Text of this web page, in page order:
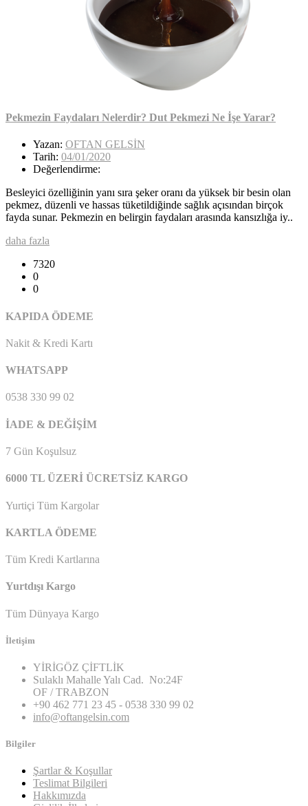
Pekmezin Faydaları Nelerdir? Dut Pekmezi Ne İşe Yarar?
Yazan: OFTAN GELSİN
Tarih: 04/01/2020
Değerlendirme:
Besleyici özelliğinin yanı sıra şeker oranı da yüksek bir besin olan
pekmez, düzenli ve hassas tüketildiğinde sağlık açısından birçok
fayda sunar. Pekmezin en belirgin faydaları arasında kansızlığa iy..
daha fazla
7320
0
0
KAPIDA ÖDEME
Nakit & Kredi Kartı
WHATSAPP
0538 330 99 02
İADE & DEĞİŞİM
7 Gün Koşulsuz
6000 TL ÜZERİ ÜCRETSİZ KARGO
Yurtiçi Tüm Kargolar
KARTLA ÖDEME
Tüm Kredi Kartlarına
Yurtdışı Kargo
Tüm Dünyaya Kargo
İletişim
YİRİGÖZ ÇİFTLİK
Sulaklı Mahalle Yalı Cad. No:24F
OF / TRABZON
+90 462 771 23 45 - 0538 330 99 02
info@oftangelsin.com
Bilgiler
Şartlar & Koşullar
Teslimat Bilgileri
Hakkımızda